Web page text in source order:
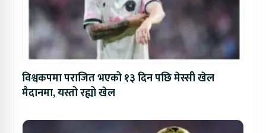
विश्वकपमा पराजित भएको १३ दिन पछि मेस्सी खेल
मैदानमा, यस्तो रह्यो खेल